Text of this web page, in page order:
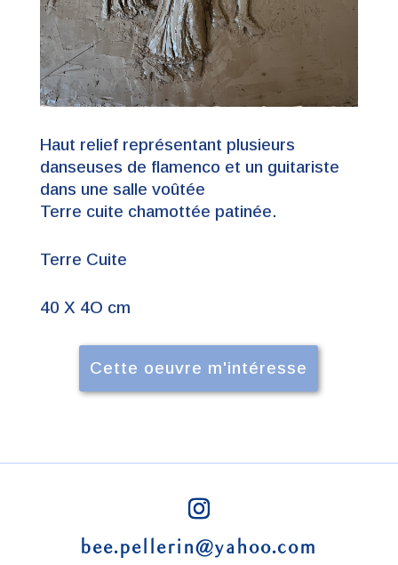
Haut relief représentant plusieurs
danseuses de flamenco et un guitariste
dans une salle voûtée
Terre cuite chamottée patinée.
Terre Cuite
40 X 4O cm
Cette oeuvre m'intéresse
bee.pellerin@yahoo.com